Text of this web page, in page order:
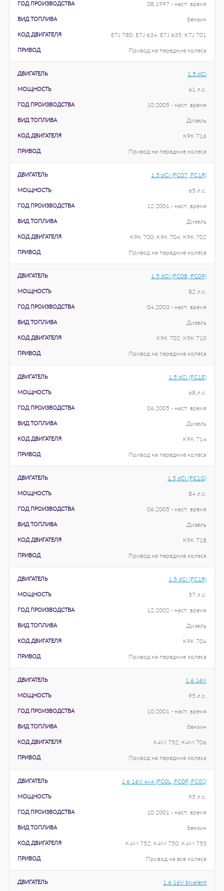
ГОД ПРОИЗВОДСТВА 08.1997 - наст. время
ВИД ТОПЛИВА бензин
КОД ДВИГАТЕЛЯ E7J 780; E7J 634; E7J 635; K7J 701
ПРИВОД Привод на передние колеса
ДВИГАТЕЛЬ 1.5 dCi
МОЩНОСТЬ 61 л.с.
ГОД ПРОИЗВОДСТВА 10.2005 - наст. время
ВИД ТОПЛИВА Дизель
КОД ДВИГАТЕЛЯ K9K 716
ПРИВОД Привод на передние колеса
ДВИГАТЕЛЬ 1.5 dCi (FC07, FC1R)
МОЩНОСТЬ 65 л.с.
ГОД ПРОИЗВОДСТВА 12.2001 - наст. время
ВИД ТОПЛИВА Дизель
КОД ДВИГАТЕЛЯ K9K 700; K9K 704; K9K 702
ПРИВОД Привод на передние колеса
ДВИГАТЕЛЬ 1.5 dCi (FC08, FC09)
МОЩНОСТЬ 82 л.с.
ГОД ПРОИЗВОДСТВА 04.2003 - наст. время
ВИД ТОПЛИВА Дизель
КОД ДВИГАТЕЛЯ K9K 702; K9K 710
ПРИВОД Привод на передние колеса
ДВИГАТЕЛЬ 1.5 dCi (FC1E)
МОЩНОСТЬ 68 л.с.
ГОД ПРОИЗВОДСТВА 06.2005 - наст. время
ВИД ТОПЛИВА Дизель
КОД ДВИГАТЕЛЯ K9K 714
ПРИВОД Привод на передние колеса
ДВИГАТЕЛЬ 1.5 dCi (FC1G)
МОЩНОСТЬ 84 л.с.
ГОД ПРОИЗВОДСТВА 06.2005 - наст. время
ВИД ТОПЛИВА Дизель
КОД ДВИГАТЕЛЯ K9K 718
ПРИВОД Привод на передние колеса
ДВИГАТЕЛЬ 1.5 dCi (FC1R)
МОЩНОСТЬ 57 л.с.
ГОД ПРОИЗВОДСТВА 12.2002 - наст. время
ВИД ТОПЛИВА Дизель
КОД ДВИГАТЕЛЯ K9K 704
ПРИВОД Привод на передние колеса
ДВИГАТЕЛЬ 1.6 16V
МОЩНОСТЬ 95 л.с.
ГОД ПРОИЗВОДСТВА 10.2001 - наст. время
ВИД ТОПЛИВА бензин
КОД ДВИГАТЕЛЯ K4M 752; K4M 706
ПРИВОД Привод на передние колеса
ДВИГАТЕЛЬ 1.6 16V 4x4 (FC0L, FC0P, FC0S)
МОЩНОСТЬ 95 л.с.
ГОД ПРОИЗВОДСТВА 10.2001 - наст. время
ВИД ТОПЛИВА бензин
КОД ДВИГАТЕЛЯ K4M 752; K4M 750; K4M 753
ПРИВОД Привод на все колеса
ДВИГАТЕЛЬ 1.6 16V bivalent